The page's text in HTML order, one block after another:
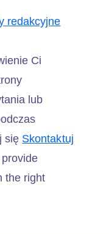
redakcyjne
Ci
lub
się Skontaktuj
the right